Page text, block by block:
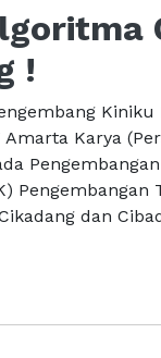
!
Kiniku
Amarta Karya
Pengembangan
Pengembangan
dan